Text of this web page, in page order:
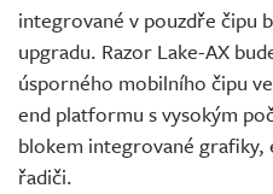
integrované v pouzdře čipu
upgradu. Razor Lake-AX
úsporného mobilního čipu
end platformu s vysokým
blokem integrované grafiky,
řadiči.